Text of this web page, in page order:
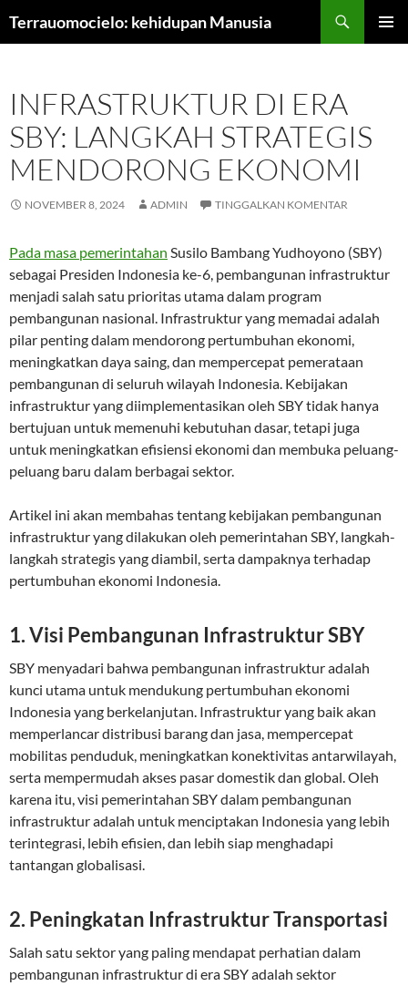
keTerrauomocielo: kehidupan Manusia
INFRASTRUKTUR DI ERA
SBY: LANGKAH STRATEGIS
MENDORONG EKONOMI
NOVEMBER 8, 2024 ADMIN TINGGALKAN KOMENTAR
Pada masa pemerintahan Susilo Bambang Yudhoyono (SBY)
sebagai Presiden Indonesia ke-6, pembangunan infrastruktur
menjadi salah satu prioritas utama dalam program
pembangunan nasional. Infrastruktur yang memadai adalah
pilar penting dalam mendorong pertumbuhan ekonomi,
meningkatkan daya saing, dan mempercepat pemerataan
pembangunan di seluruh wilayah Indonesia. Kebijakan
infrastruktur yang diimplementasikan oleh SBY tidak hanya
bertujuan untuk memenuhi kebutuhan dasar, tetapi juga
untuk meningkatkan efisiensi ekonomi dan membuka peluang-
peluang baru dalam berbagai sektor.
Artikel ini akan membahas tentang kebijakan pembangunan
infrastruktur yang dilakukan oleh pemerintahan SBY, langkah-
langkah strategis yang diambil, serta dampaknya terhadap
pertumbuhan ekonomi Indonesia.
1.Visi Pembangunan Infrastruktur SBY
SBY menyadari bahwa pembangunan infrastruktur adalah
kunci utama untuk mendukung pertumbuhan ekonomi
Indonesia yang berkelanjutan. Infrastruktur yang baik akan
memperlancar distribusi barang dan jasa, mempercepat
mobilitas penduduk, meningkatkan konektivitas antarwilayah,
serta mempermudah akses pasar domestik dan global. Oleh
karena itu, visi pemerintahan SBY dalam pembangunan
infrastruktur adalah untuk menciptakan Indonesia yang lebih
terintegrasi, lebih efisien, dan lebih siap menghadapi
tantangan globalisasi.
2. Peningkatan Infrastruktur Transportasi
Salah satu sektor yang paling mendapat perhatian dalam
pembangunan infrastruktur di era SBY adalah sektor